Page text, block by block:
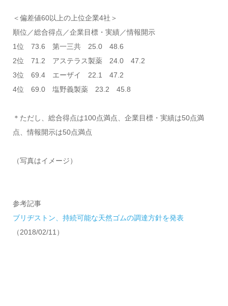
＜偏差値60以上の上位企業4社＞
順位／総合得点／企業目標・実績／情報開示
1位 73.6 第一三共 25.0 48.6
2位 71.2 アステラス製薬 24.0 47.2
3位 69.4 エーザイ 22.1 47.2
4位 69.0 塩野義製薬 23.2 45.8
＊ただし、総合得点は100点満点、企業目標・実績は50点満
点、情報開示は50点満点
（写真はイメージ）
参考記事
ブリヂストン、持続可能な天然ゴムの調達方針を発表
（2018/02/11）